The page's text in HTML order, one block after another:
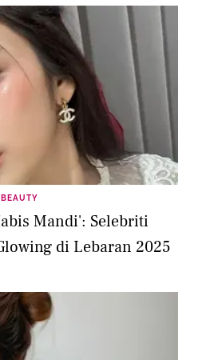
BEAUTY
Mandi': Selebriti
di Lebaran 2025